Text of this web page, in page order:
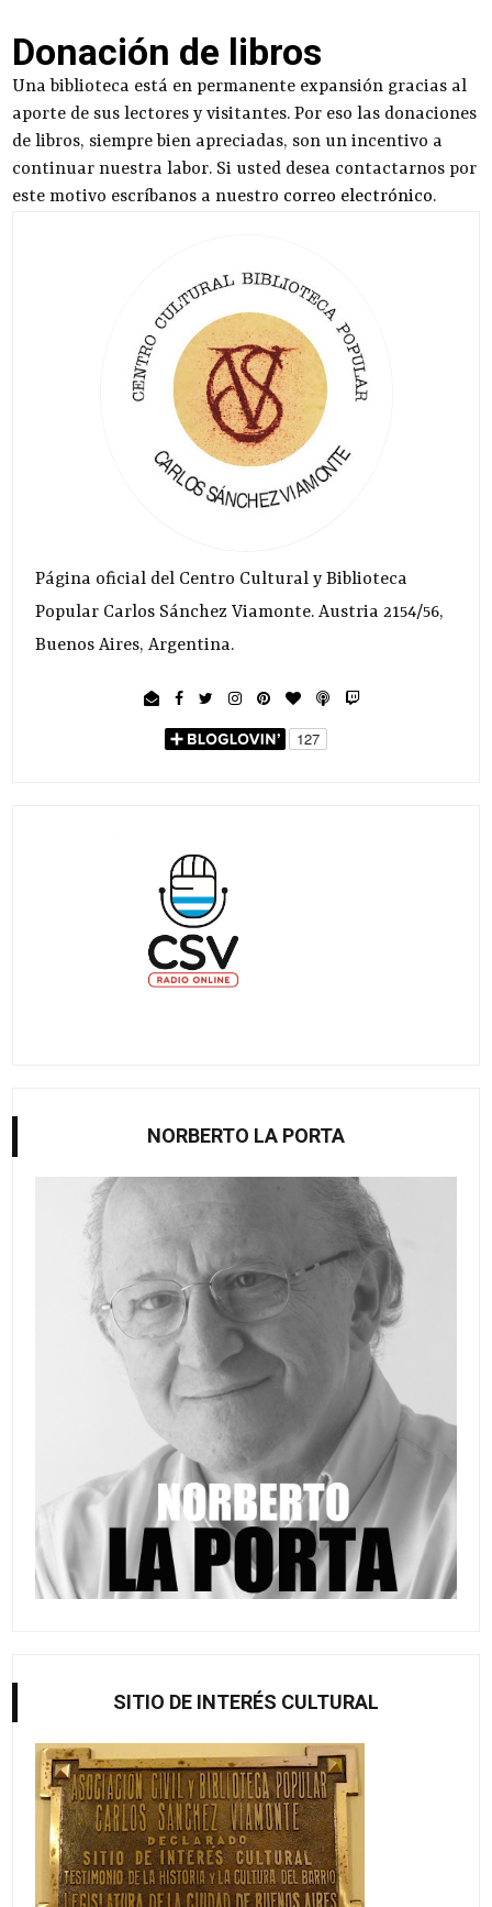
Donación de libros
Una biblioteca está en permanente expansión gracias al
aporte de sus lectores y visitantes. Por eso las donaciones
de libros, siempre bien apreciadas, son un incentivo a
continuar nuestra labor. Si usted desea contactarnos por
este motivo escríbanos a nuestro correo electrónico.
Página oficial del Centro Cultural y Biblioteca
Popular Carlos Sánchez Viamonte. Austria 2154/56,
Buenos Aires, Argentina.
NORBERTO LA PORTA
SITIO DE INTERÉS CULTURAL